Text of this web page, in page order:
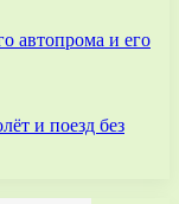
автопрома и его
и поезд без